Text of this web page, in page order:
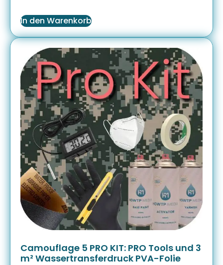
In den Warenkorb
Camouflage 5 PRO KIT: PRO Tools und 3
m² Wassertransferdruck PVA-Folie